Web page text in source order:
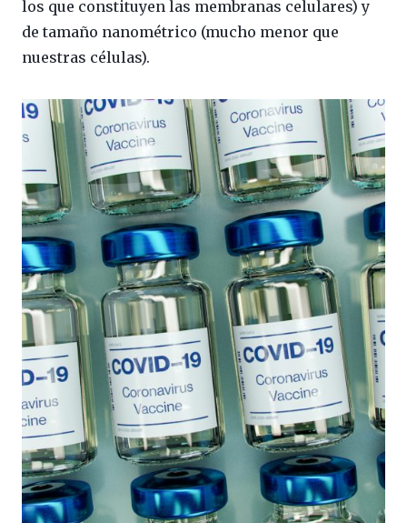
los que constituyen las membranas celulares) y
de tamaño nanométrico (mucho menor que
nuestras células).